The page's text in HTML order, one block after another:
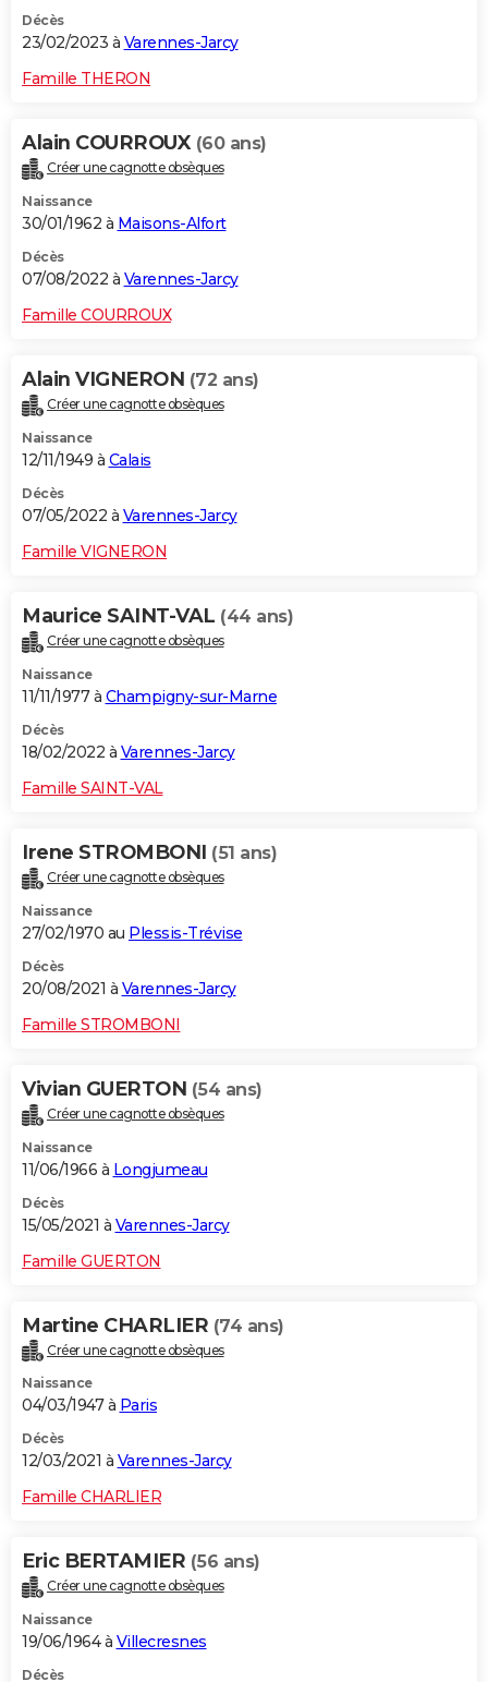
Décès
23/02/2023 à Varennes-Jarcy
Famille THERON
Alain COURROUX (60 ans)
Créer une cagnotte obsèques
Naissance
30/01/1962 à Maisons-Alfort
Décès
07/08/2022 à Varennes-Jarcy
Famille COURROUX
Alain VIGNERON (72 ans)
Créer une cagnotte obsèques
Naissance
12/11/1949 à Calais
Décès
07/05/2022 à Varennes-Jarcy
Famille VIGNERON
Maurice SAINT-VAL (44 ans)
Créer une cagnotte obsèques
Naissance
11/11/1977 à Champigny-sur-Marne
Décès
18/02/2022 à Varennes-Jarcy
Famille SAINT-VAL
Irene STROMBONI (51 ans)
Créer une cagnotte obsèques
Naissance
27/02/1970 au Plessis-Trévise
Décès
20/08/2021 à Varennes-Jarcy
Famille STROMBONI
Vivian GUERTON (54 ans)
Créer une cagnotte obsèques
Naissance
11/06/1966 à Longjumeau
Décès
15/05/2021 à Varennes-Jarcy
Famille GUERTON
Martine CHARLIER (74 ans)
Créer une cagnotte obsèques
Naissance
04/03/1947 à Paris
Décès
12/03/2021 à Varennes-Jarcy
Famille CHARLIER
Eric BERTAMIER (56 ans)
Créer une cagnotte obsèques
Naissance
19/06/1964 à Villecresnes
Décès